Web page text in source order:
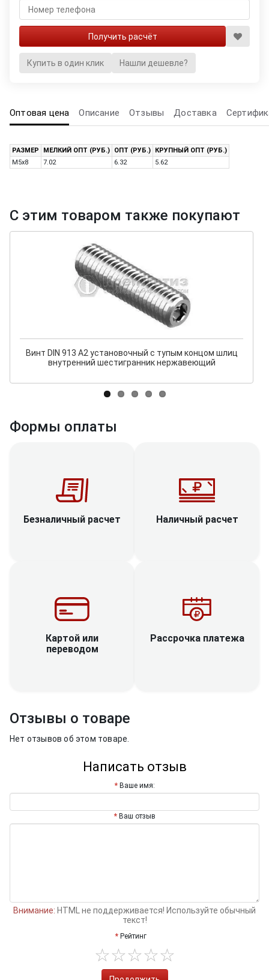
Купить в один клик Нашли дешевле?
Оптовая цена Описание Отзывы Доставка
РАЗМЕР МЕЛКИЙ ОПТ (РУБ.) ОПТ (РУБ.)
КРУПНЫЙ ОПТ (РУБ.)
M5x8
7.02 6.32 5.62
С этим товаром также покупают
Винт DIN 913 А2 установочный с тупым концом шлиц
внутренний шестигранник нержавеющий
Формы оплаты
Безналичный расчет Наличный расчет
Картой или
переводом
Рассрочка платежа
Отзывы о товаре
Нет отзывов об этом товаре.
Написать отзыв
Ваше имя:
Ваш отзыв
Внимание: HTML не поддерживается! Используйте обычный
текст!
Рейтинг